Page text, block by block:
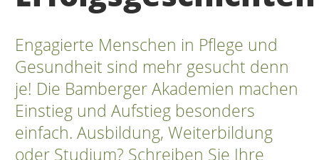
Engagierte Menschen in Pflege und
Gesundheit sind mehr gesucht denn
je! Die Bamberger Akademien machen
Einstieg und Aufstieg besonders
einfach. Ausbildung, Weiterbildung
oder Studium? Schreiben Sie Ihre